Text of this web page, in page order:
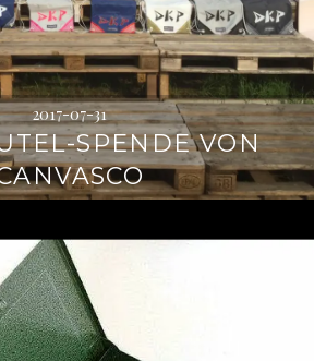
2017-07-31
SPENDE VON